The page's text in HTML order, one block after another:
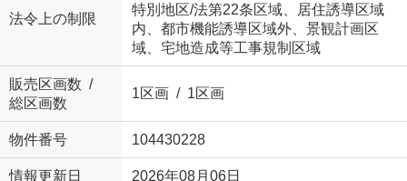
法令上の制限
特別地区/法第22条区域、居住誘導区域
内、都市機能誘導区域外、景観計画区
域、宅地造成等工事規制区域
販売区画数 /
総区画数
1区画 / 1区画
物件番号 104430228
情報更新日 2026年08月06日